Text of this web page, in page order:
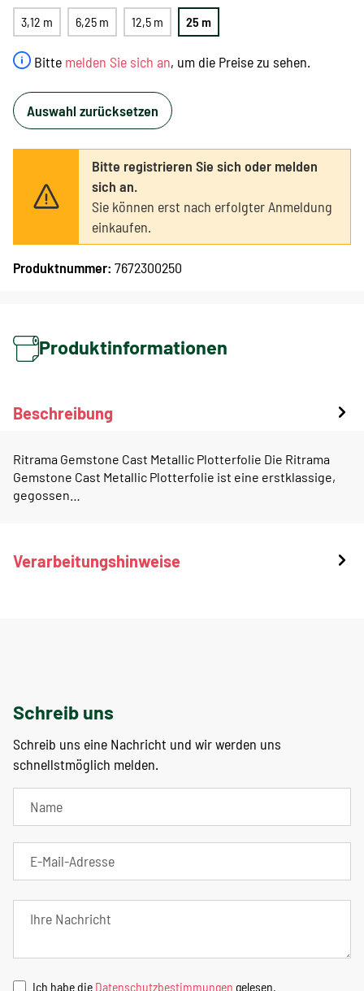
Bitte melden Sie sich an, um die Preise zu sehen.
3,12 m 6,25 m 12,5 m 25 m
Auswahl zurücksetzen
Bitte registrieren Sie sich oder melden
sich an.
Sie können erst nach erfolgter Anmeldung
einkaufen.
Produktnummer: 7672300250
Produktinformationen
Beschreibung
Ritrama Gemstone Cast Metallic Plotterfolie Die Ritrama
Gemstone Cast Metallic Plotterfolie ist eine erstklassige,
gegossen…
Verarbeitungshinweise
Schreib uns
Schreib uns eine Nachricht und wir werden uns
schnellstmöglich melden.
Ich habe die Datenschutzbestimmungen gelesen.